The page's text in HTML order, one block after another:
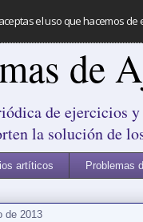
el uso que hacemos de
de
de ejercicios
la solución de
artíticos Problemas
de 2013